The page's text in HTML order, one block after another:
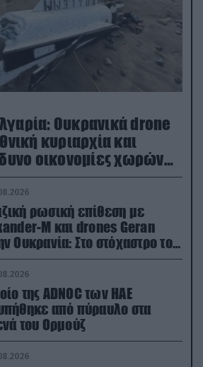
Ουκρανικά drone
κυριαρχία και
οικονομίες χωρών
ρωσική επίθεση με
M και drones Geran
Ουκρανία: Στο στόχαστρο το
των Flamingo
της ADNOC των ΗΑΕ
από πύραυλο στα
του Ορμούζ